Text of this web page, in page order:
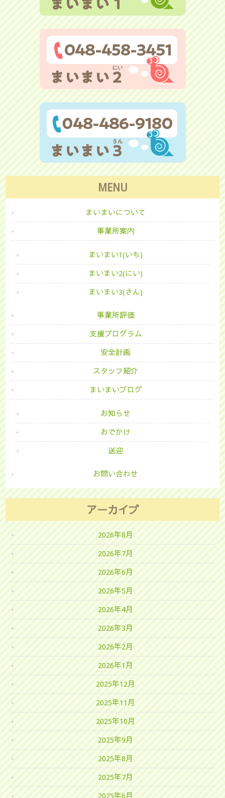
MENU
まいまいについて
事業所案内
まいまい1(いち)
まいまい2(にい)
まいまい3(さん)
事業所評価
支援プログラム
安全計画
スタッフ紹介
まいまいブログ
お知らせ
おでかけ
送迎
お問い合わせ
アーカイブ
2026年8月
2026年7月
2026年6月
2026年5月
2026年4月
2026年3月
2026年2月
2026年1月
2025年12月
2025年11月
2025年10月
2025年9月
2025年8月
2025年7月
2025年6月